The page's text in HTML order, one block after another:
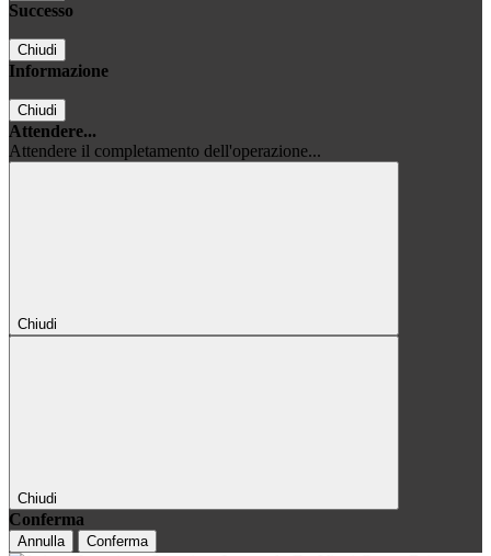
Successo
Chiudi
Informazione
Chiudi
Attendere...
Attendere il completamento dell'operazione...
Chiudi
Chiudi
Conferma
Annulla Conferma